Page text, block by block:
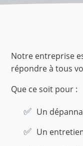
Notre entreprise
répondre à tous
Que ce soit pour :
Un
Un